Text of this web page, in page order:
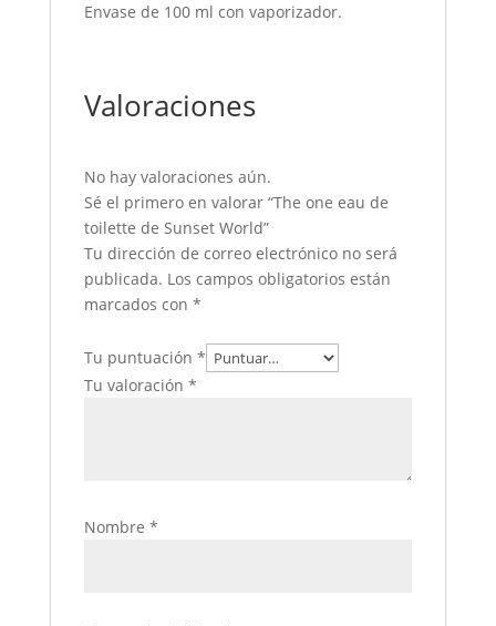
Envase de 100 ml con vaporizador.
Valoraciones
No hay valoraciones aún.
Sé el primero en valorar “The one eau de
toilette de Sunset World”
Tu dirección de correo electrónico no será
publicada. Los campos obligatorios están
marcados con *
Tu puntuación *
Tu valoración *
Nombre *